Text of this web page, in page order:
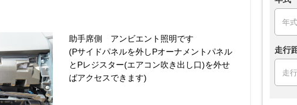
助手席側 アンビエント照明です
(Pサイドパネルを外しPオーナメントパネル
とPレジスター(エアコン吹き出し口)を外せ
ばアクセスできます)
走行